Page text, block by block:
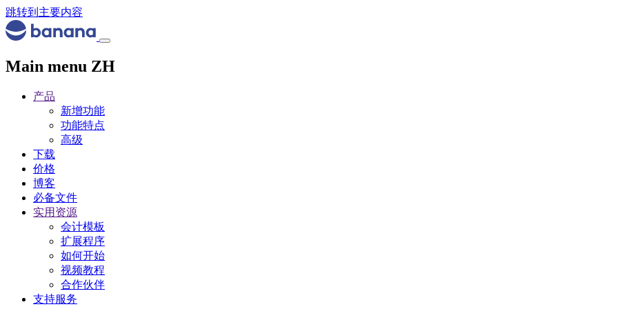
跳转到主要内容
Main menu ZH
产品
新增功能
功能特点
高级
下载
价格
博客
必备文件
实用资源
会计模板
扩展程序
如何开始
视频教程
合作伙伴
支持服务